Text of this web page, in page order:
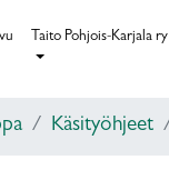
Taito Pohjois-Karjala ry
Käsityöhjeet